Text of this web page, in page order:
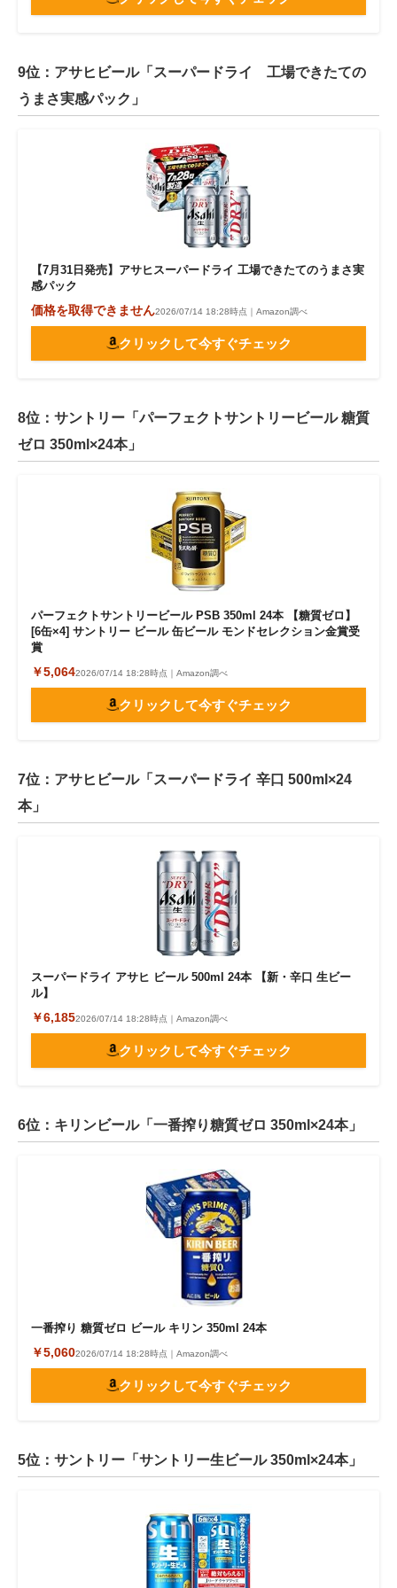
9位：アサヒビール「スーパードライ 工場できたての
うまさ実感パック」
【7月31日発売】アサヒスーパードライ 工場できたてのうまさ実
感パック
価格を取得できません2026/07/14 18:28時点｜Amazon調べ
クリックして今すぐチェック
8位：サントリー「パーフェクトサントリービール 糖質
ゼロ 350ml×24本」
パーフェクトサントリービール PSB 350ml 24本 【糖質ゼロ】
[6缶×4] サントリー ビール 缶ビール モンドセレクション金賞受
賞
￥5,0642026/07/14 18:28時点｜Amazon調べ
クリックして今すぐチェック
7位：アサヒビール「スーパードライ 辛口 500ml×24
本」
スーパードライ アサヒ ビール 500ml 24本 【新・辛口 生ビー
ル】
￥6,1852026/07/14 18:28時点｜Amazon調べ
クリックして今すぐチェック
6位：キリンビール「一番搾り糖質ゼロ 350ml×24本」
一番搾り 糖質ゼロ ビール キリン 350ml 24本
￥5,0602026/07/14 18:28時点｜Amazon調べ
クリックして今すぐチェック
5位：サントリー「サントリー生ビール 350ml×24本」